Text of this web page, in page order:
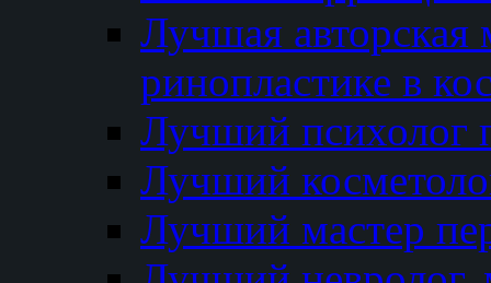
Лучшая авторская
ринопластике в
Лучший психолог
Лучший
Лучший мастер